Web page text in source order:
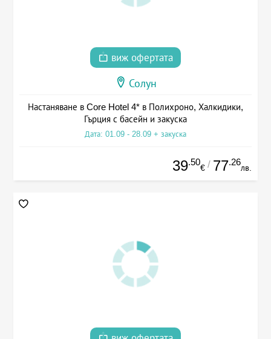
виж офертата
Солун
Настаняване в Core Hotel 4* в Полихроно, Халкидики,
Гърция с басейн и закуска
Дата: 01.09 - 28.09 + закуска
39.50
€ / 77.26
лв.